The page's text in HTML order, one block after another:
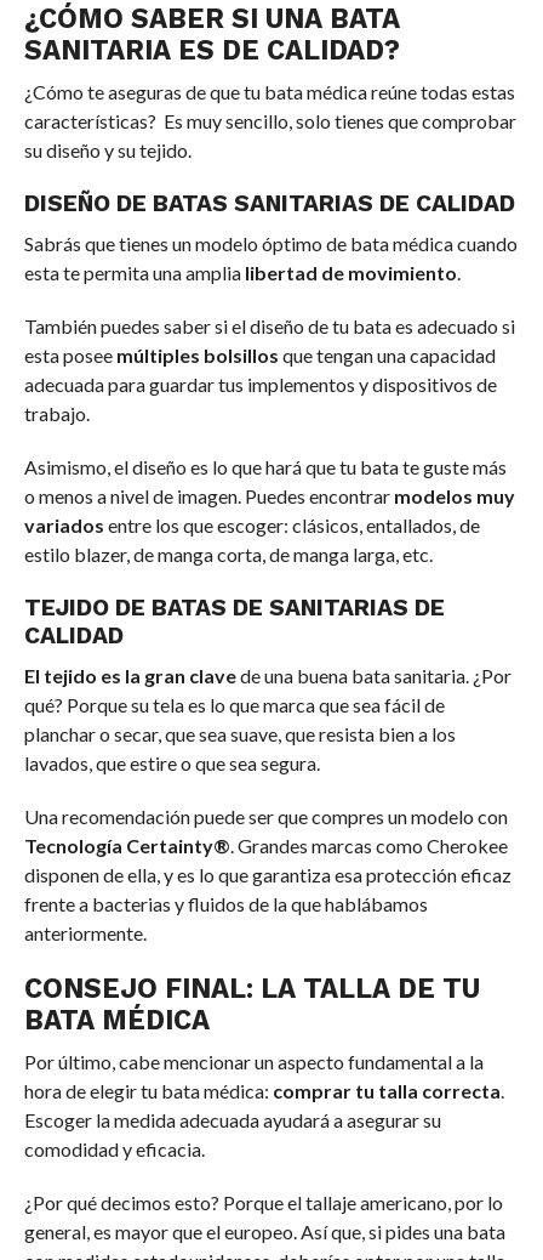
¿CÓMO SABER SI UNA BATA
SANITARIA ES DE CALIDAD?
¿Cómo te aseguras de que tu bata médica reúne todas estas
características? Es muy sencillo, solo tienes que comprobar
su diseño y su tejido.
DISEÑO DE BATAS SANITARIAS DE CALIDAD
Sabrás que tienes un modelo óptimo de bata médica cuando
esta te permita una amplia libertad de movimiento
También puedes saber si el diseño de tu bata es adecuado si
esta posee múltiples bolsillos que tengan una capacidad
adecuada para guardar tus implementos y dispositivos de
trabajo.
Asimismo, el diseño es lo que hará que tu bata te guste más
o menos a nivel de imagen. Puedes encontrar modelos muy
variados entre los que escoger: clásicos, entallados, de
estilo blazer, de manga corta, de manga larga, etc.
TEJIDO DE BATAS DE SANITARIAS DE
CALIDAD
El tejido es la gran clavede una buena bata sanitaria. ¿Por
qué? Porque su tela es lo que marca que sea fácil de
planchar o secar, que sea suave, que resista bien a los
lavados, que estire o que sea segura.
Una recomendación puede ser que compres un modelo con
Tecnología Certainty® . Grandes marcas como Cherokee
disponen de ella, y es lo que garantiza esa protección eficaz
frente a bacterias y fluidos de la que hablábamos
anteriormente.
CONSEJO FINAL: LA TALLA DE TU
BATA MÉDICA
Por último, cabe mencionar un aspecto fundamental a la
hora de elegir tu bata médica: comprar tu talla correcta
Escoger la medida adecuada ayudará a asegurar su
comodidad y eficacia.
¿Por qué decimos esto? Porque el tallaje americano, por lo
general, es mayor que el europeo. Así que, si pides una bata